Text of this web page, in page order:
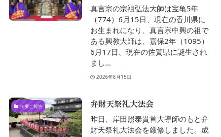
真言宗の宗祖弘法大師は宝亀5年
（774）6月15日、現在の香川県に
お生まれになり、真言宗中興の祖で
ある興教大師は、嘉保2年（1095）
6月17日、現在の佐賀県に誕生され
まし...
2026年6月15日
法要ご報告 弁財天祭礼大法会
昨日、岸田照泰貫首大導師のもと弁
財天祭礼大法会を厳修しました。成